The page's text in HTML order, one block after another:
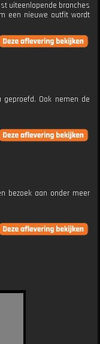
uiteenlopende branches
een nieuwe outfit wordt
Ook nemen de
bezoek aan onder meer